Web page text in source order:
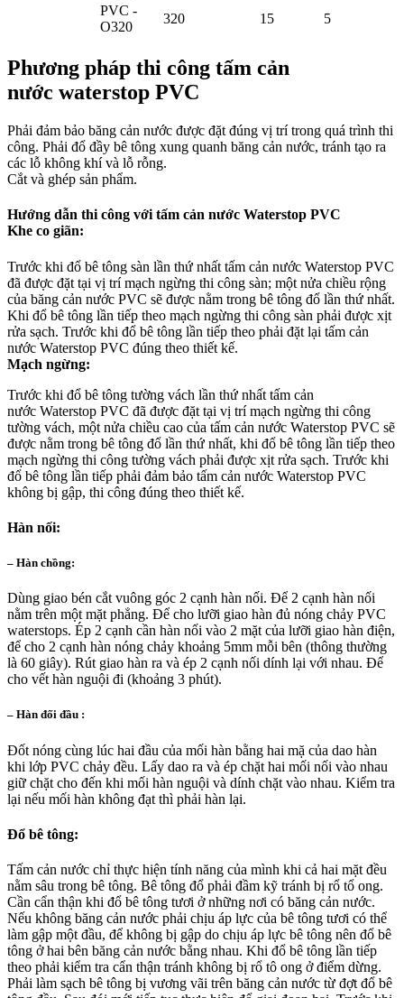
PVC -
O320
320 15 5
Phương pháp thi công tấm cản
nước waterstop PVC
Phải đảm bảo băng cản nước được đặt đúng vị trí trong quá trình thi
công. Phải đổ đầy bê tông xung quanh băng cản nước, tránh tạo ra
các lỗ không khí và lỗ rỗng.
Cắt và ghép sản phẩm.
Hướng dẫn thi công với tấm cản nước Waterstop PVC
Khe co giãn:
Trước khi đổ bê tông sàn lần thứ nhất tấm cản nước Waterstop PVC
đã được đặt tại vị trí mạch ngừng thi công sàn; một nửa chiều rộng
của băng cản nước PVC sẽ được nằm trong bê tông đổ lần thứ nhất.
Khi đổ bê tông lần tiếp theo mạch ngừng thi công sàn phải được xịt
rửa sạch. Trước khi đổ bê tông lần tiếp theo phải đặt lại tấm cản
nước Waterstop PVC đúng theo thiết kế.
Mạch ngừng:
Trước khi đổ bê tông tường vách lần thứ nhất tấm cản
nước Waterstop PVC đã được đặt tại vị trí mạch ngừng thi công
tường vách, một nửa chiều cao của tấm cản nước Waterstop PVC sẽ
được nằm trong bê tông đổ lần thứ nhất, khi đổ bê tông lần tiếp theo
mạch ngừng thi công tường vách phải được xịt rửa sạch. Trước khi
đổ bê tông lần tiếp phải đảm bảo tấm cản nước Waterstop PVC
không bị gập, thi công đúng theo thiết kế.
Hàn nối:
– Hàn chồng:
Dùng giao bén cắt vuông góc 2 cạnh hàn nối. Để 2 cạnh hàn nối
nằm trên một mặt phẳng. Để cho lưỡi giao hàn đủ nóng chảy PVC
waterstops. Ép 2 cạnh cần hàn nối vào 2 mặt của lưỡi giao hàn điện,
để cho 2 cạnh hàn nóng chảy khoảng 5mm mỗi bên (thông thường
là 60 giây). Rút giao hàn ra và ép 2 cạnh nối dính lại với nhau. Để
cho vết hàn nguội đi (khoảng 3 phút).
– Hàn đối đầu :
Đốt nóng cùng lúc hai đầu của mối hàn bằng hai mặ của dao hàn
khi lớp PVC chảy đều. Lấy dao ra và ép chặt hai mối nối vào nhau
giữ chặt cho đến khi mối hàn nguội và dính chặt vào nhau. Kiểm tra
lại nếu mối hàn không đạt thì phải hàn lại.
Đổ bê tông:
Tấm cản nước chỉ thực hiện tính năng của mình khi cả hai mặt đều
nằm sâu trong bê tông. Bê tông đổ phải đầm kỹ tránh bị rổ tổ ong.
Cần cẩn thận khi đổ bê tông tươi ở những nơi có băng cản nước.
Nếu không băng cản nước phải chịu áp lực của bê tông tươi có thể
làm gập một đầu, để không bị gập do chịu áp lực bê tông nên đổ bê
tông ở hai bên băng cản nước bằng nhau. Khi đổ bê tông lần tiếp
theo phải kiểm tra cẩn thận tránh không bị rổ tô ong ở điểm dừng.
Phải làm sạch bê tông bị vương vãi trên băng cản nước từ đợt đổ bê